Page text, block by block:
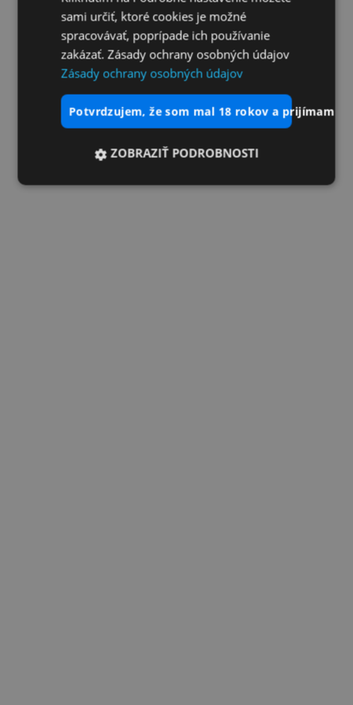
sami určiť, ktoré cookies je možné
spracovávať, poprípade ich používanie
zakázať. Zásady ochrany osobných údajov
Zásady ochrany osobných údajov
potvrdzujem, že som mal 18 rokov a prijímam
ZOBRAZIŤ PODROBNOSTI